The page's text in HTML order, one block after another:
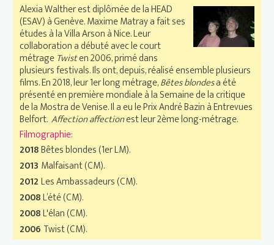
Alexia Walther est diplômée de la HEAD
(ESAV) à Genève. Maxime Matray a fait ses
études à la Villa Arson à Nice. Leur
collaboration a débuté avec le court
métrageTwisten 2006, primé dans
plusieurs festivals. Ils ont, depuis, réalisé ensemble plusieurs
films. En 2018, leur 1er long métrage,Bêtes blondesa été
présenté en première mondiale à la Semaine de la critique
de la Mostra de Venise. Il a eu le Prix André Bazin à Entrevues
Belfort. Affection affectionest leur 2ème long-métrage.
Filmographie:
2018Bêtes blondes (1er LM).
2013 Malfaisant (CM).
2012Les Ambassadeurs (CM).
2008L’été (CM).
2008L'élan (CM).
2006 Twist (CM).